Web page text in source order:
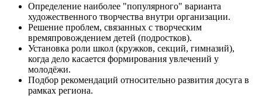
Определение наиболее "популярного" варианта
художественного творчества внутри организации.
Решение проблем, связанных с творческим
времяпровождением детей (подростков).
Установка роли школ (кружков, секций, гимназий),
когда дело касается формирования увлечений у
молодёжи.
Подбор рекомендаций относительно развития досуга в
рамках региона.